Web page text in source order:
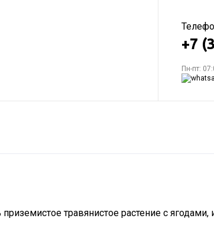
+7
Пн-пт:
травянистое растение с